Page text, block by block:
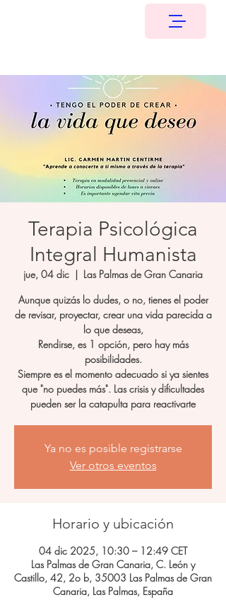
Terapia Psicológica
Integral Humanista
jue, 04 dic
  |
Las Palmas de Gran Canaria
Aunque quizás lo dudes, o no, tienes el poder
de revisar, proyectar, crear una vida parecida a
lo que deseas,
Rendirse, es 1 opción, pero hay más
posibilidades.
Siempre es el momento adecuado si ya sientes
que "no puedes más". Las crisis y dificultades
pueden ser la catapulta para reactivarte
Ya no es posible registrarse
Ver otros eventos
Horario y ubicación
04 dic 2025, 10:30 – 12:49 CET
Las Palmas de Gran Canaria, C. León y
Castillo, 42, 2o b, 35003 Las Palmas de Gran
Canaria, Las Palmas, España